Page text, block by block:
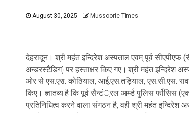
August 30, 2025 Mussoorie Times
देहरादून। श्री महंत इन्दिरेश अस्पताल एवम् पूर्व
अन्डरस्टैंडिग) पर हस्ताक्षर किए गए। श्री महंत इन्दिरेश
ओर से एस.एस. कोठियाल, आई.एस.तड़ियाल, एस.सी.एस.
किए। ज्ञातव्य है कि पूर्व सैन्टं्रल आर्म्ड पुलिस र्फोसिस
प्रतिनिधित्व करने वाला संगठन है, वही श्री महंत इन्दिरेश